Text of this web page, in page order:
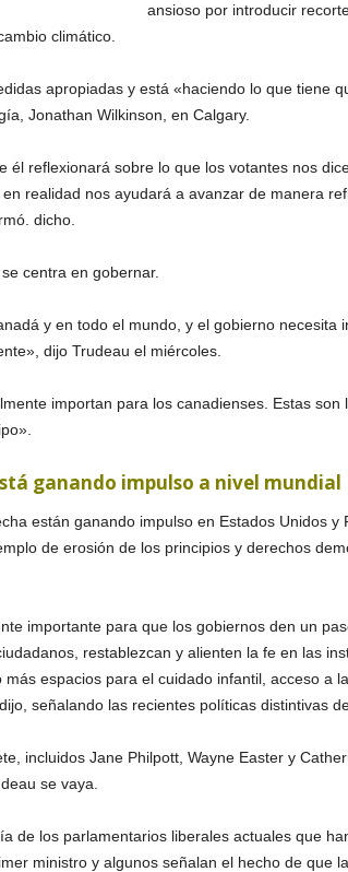
ansioso por introducir
climático.
apropiadas y está «haciendo lo que tiene
Jonathan Wilkinson, en Calgary.
él reflexionará sobre lo que los votantes nos
realidad nos ayudará a avanzar de manera
dicho.
centra en gobernar.
y en todo el mundo, y el gobierno necesita
dijo Trudeau el miércoles.
importan para los canadienses. Estas son
ganando impulso a nivel mundial
están ganando impulso en Estados Unidos y
de erosión de los principios y derechos
importante para que los gobiernos den un
restablezcan y alienten la fe en las
espacios para el cuidado infantil, acceso a
señalando las recientes políticas distintivas
incluidos Jane Philpott, Wayne Easter y
se vaya.
de los parlamentarios liberales actuales que
ministro y algunos señalan el hecho de que